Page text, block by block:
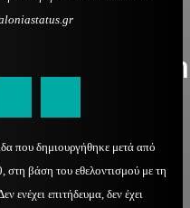
που δημιουργήθηκε μετά από
βάση του εθελοντισμού με τη
ενέχει επιτήδευμα, δεν έχει